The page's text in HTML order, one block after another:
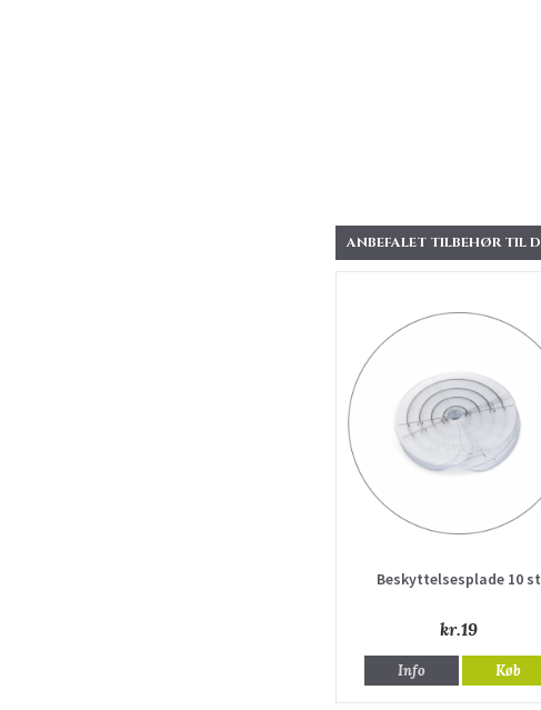
ANBEFALET TILBEHØR TIL
Beskyttelsesplade 10 st
kr.19
Info Køb